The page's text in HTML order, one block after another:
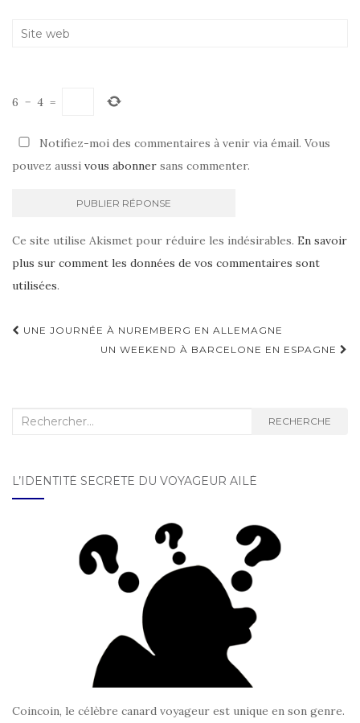
6 − 4 =
Notifiez-moi des commentaires à venir via émail. Vous
pouvez aussi vous abonner sans commenter.
Ce site utilise Akismet pour réduire les indésirables. En savoir
plus sur comment les données de vos commentaires sont
utilisées.
Navigation d'article
UNE JOURNÉE À NUREMBERG EN ALLEMAGNE
UN WEEKEND À BARCELONE EN ESPAGNE
Recherche : RECHERCHE
L’IDENTITÉ SECRÈTE DU VOYAGEUR AILÉ
Coincoin, le célèbre canard voyageur est unique en son genre.